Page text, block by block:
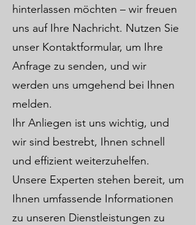
hinterlassen möchten – wir freuen
uns auf Ihre Nachricht. Nutzen Sie
unser Kontaktformular, um Ihre
Anfrage zu senden, und wir
werden uns umgehend bei Ihnen
melden.
Ihr Anliegen ist uns wichtig, und
wir sind bestrebt, Ihnen schnell
und effizient weiterzuhelfen.
Unsere Experten stehen bereit, um
Ihnen umfassende Informationen
zu unseren Dienstleistungen zu